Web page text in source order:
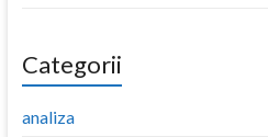
Categorii
analiza